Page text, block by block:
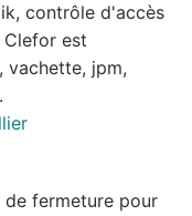
contrôle d'accès
Clefor est
vachette, jpm,
fermeture pour